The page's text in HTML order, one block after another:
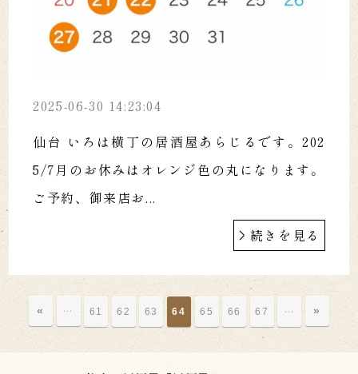
2025-06-30 14:23:04
仙台 いろは横丁の居酒屋あらじるです。202
5/7月のお休みはオレンジ色の丸になります。
ご予約、御来店お...
続きを見る
« … 61 62 63 64 65 66 67 … »